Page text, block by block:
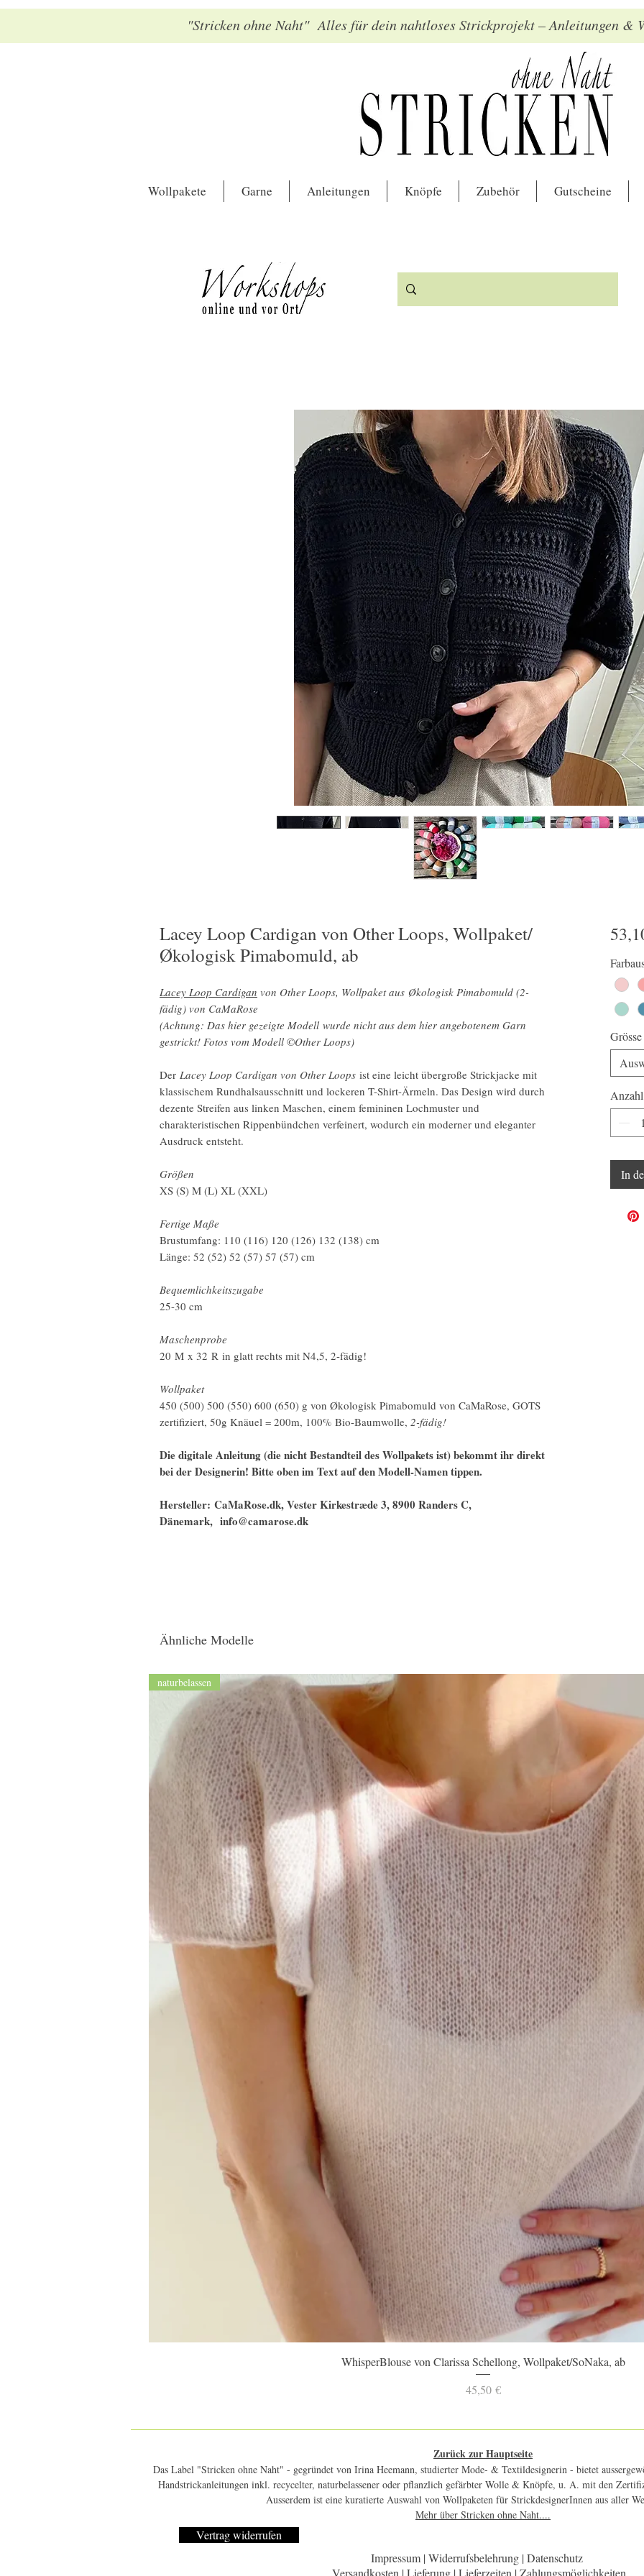
"Stricken ohne Naht" Alles für dein nahtloses Strickprojekt – Anleitungen &
Wollpakete Garne Anleitungen Knöpfe Zubehör Gutscheine
Lacey Loop Cardigan von Other Loops, Wollpaket/
Økologisk Pimabomuld, ab
Lacey Loop Cardigan von Other Loops, Wollpaket aus Økologisk Pimabomuld (2-
fädig) von CaMaRose
(Achtung: Das hier gezeigte Modell wurde nicht aus dem hier angebotenem Garn
gestrickt! Fotos vom Modell ©Other Loops)
Der Lacey Loop Cardigan von Other Loops ist eine leicht übergroße Strickjacke mit
klassischem Rundhalsausschnitt und lockeren T-Shirt-Ärmeln. Das Design wird durch
dezente Streifen aus linken Maschen, einem femininen Lochmuster und
charakteristischen Rippenbündchen verfeinert, wodurch ein moderner und eleganter
Ausdruck entsteht.
Größen
XS (S) M (L) XL (XXL)
Fertige Maße
Brustumfang: 110 (116) 120 (126) 132 (138) cm
Länge: 52 (52) 52 (57) 57 (57) cm
Bequemlichkeitszugabe
25-30 cm
Maschenprobe
20 M x 32 R in glatt rechts mit N4,5, 2-fädig!
Wollpaket
450 (500) 500 (550) 600 (650) g von Økologisk Pimabomuld von CaMaRose, GOTS
zertifiziert, 50g Knäuel = 200m, 100% Bio-Baumwolle, 2-fädig!
Die digitale Anleitung (die nicht Bestandteil des Wollpakets ist) bekommt ihr direkt
bei der Designerin! Bitte oben im Text auf den Modell-Namen tippen.
Hersteller: CaMaRose.dk, Vester Kirkestræde 3, 8900 Randers C,
Dänemark, info@camarose.dk
Grösse
Anzahl
In
Ähnliche Modelle
Schnellansicht
naturbelassen
WhisperBlouse von Clarissa Schellong, Wollpaket/SoNaka, ab
Preis
45,50 €
Zurück zur Hauptseite
Das Label "Stricken ohne Naht" - gegründet von Irina Heemann, studierter Mode- & Textildesignerin - bietet
Handstrickanleitungen inkl. recycelter, naturbelassener oder pflanzlich gefärbter Wolle & Knöpfe, u. A. mit den
Ausserdem ist eine kuratierte Auswahl von Wollpaketen für StrickdesignerInnen aus aller
Mehr über Stricken ohne Naht....
Vertrag widerrufen
Impressum | Widerrufsbelehrung | Datenschutz
Versandkosten | Lieferung | Lieferzeiten | Zahlungsmöglichkeiten